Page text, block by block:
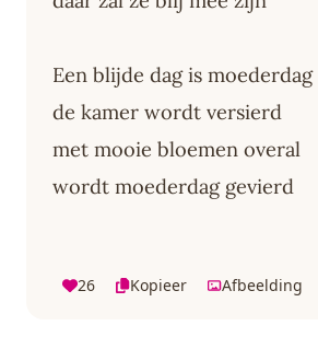
Een blijde dag is moederdag
de kamer wordt versierd
met mooie bloemen overal
wordt moederdag gevierd
26 Kopieer Afbeelding